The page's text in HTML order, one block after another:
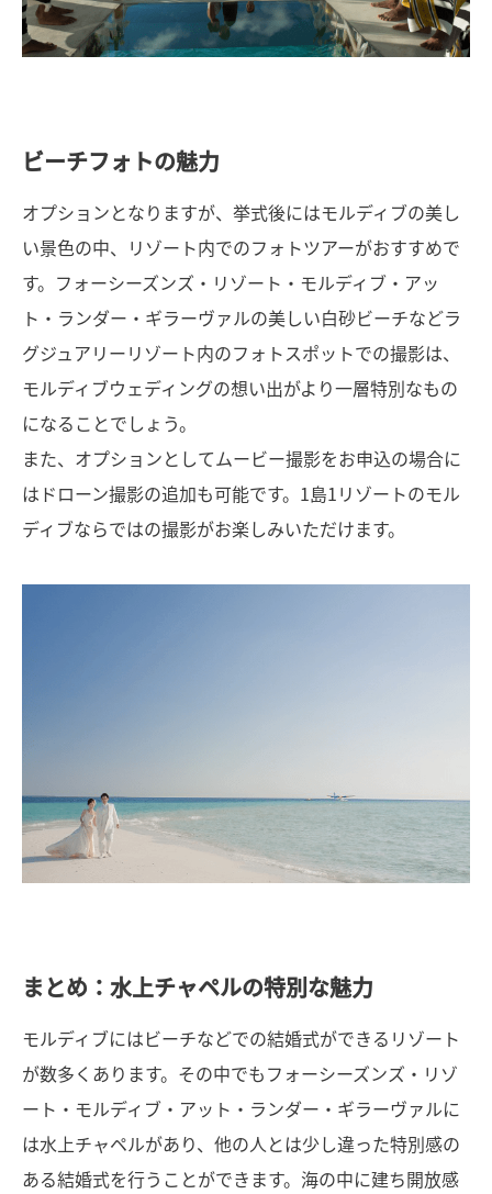
ビーチフォトの魅力
オプションとなりますが、挙式後にはモルディブの美し
い景色の中、リゾート内でのフォトツアーがおすすめで
す。フォーシーズンズ・リゾート・モルディブ・アッ
ト・ランダー・ギラーヴァルの美しい白砂ビーチなどラ
グジュアリーリゾート内のフォトスポットでの撮影は、
モルディブウェディングの想い出がより一層特別なもの
になることでしょう。
また、オプションとしてムービー撮影をお申込の場合に
はドローン撮影の追加も可能です。1島1リゾートのモル
ディブならではの撮影がお楽しみいただけます。
まとめ：水上チャペルの特別な魅力
モルディブにはビーチなどでの結婚式ができるリゾート
が数多くあります。その中でもフォーシーズンズ・リゾ
ート・モルディブ・アット・ランダー・ギラーヴァルに
は水上チャペルがあり、他の人とは少し違った特別感の
ある結婚式を行うことができます。海の中に建ち開放感